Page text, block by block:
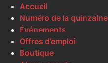
Accueil
Numéro de la quinzaine
Événements
Offres d’emploi
Boutique